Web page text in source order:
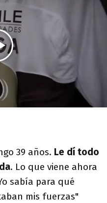
39 años. Le dí todo
. Lo que viene ahora
sabía para qué
mis fuerzas"